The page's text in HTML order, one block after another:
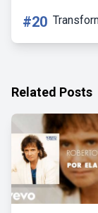
#20
Related Posts